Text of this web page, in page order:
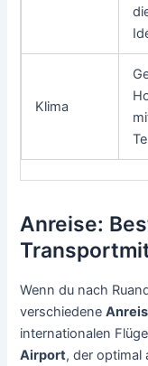
Klima
Anreise:
Wenn du nach
verschiedene
internationalen
Airport, der optimal